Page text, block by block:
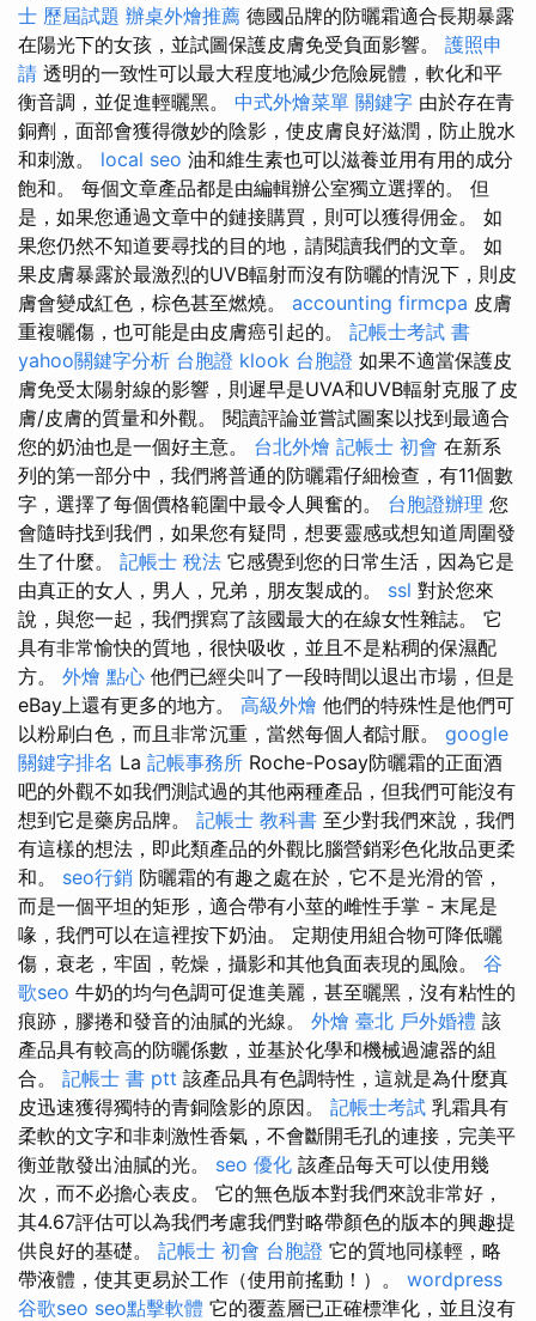
士 歷屆試題 辦桌外燴推薦 德國品牌的防曬霜適合長期暴露
在陽光下的女孩，並試圖保護皮膚免受負面影響。 護照申
請 透明的一致性可以最大程度地減少危險屍體，軟化和平
衡音調，並促進輕曬黑。 中式外燴菜單 關鍵字 由於存在青
銅劑，面部會獲得微妙的陰影，使皮膚良好滋潤，防止脫水
和刺激。 local seo 油和維生素也可以滋養並用有用的成分
飽和。 每個文章產品都是由編輯辦公室獨立選擇的。 但
是，如果您通過文章中的鏈接購買，則可以獲得佣金。 如
果您仍然不知道要尋找的目的地，請閱讀我們的文章。 如
果皮膚暴露於最激烈的UVB輻射而沒有防曬的情況下，則皮
膚會變成紅色，棕色甚至燃燒。 accounting firmcpa 皮膚
重複曬傷，也可能是由皮膚癌引起的。 記帳士考試 書
yahoo關鍵字分析 台胞證 klook 台胞證 如果不適當保護皮
膚免受太陽射線的影響，則遲早是UVA和UVB輻射克服了皮
膚/皮膚的質量和外觀。 閱讀評論並嘗試圖案以找到最適合
您的奶油也是一個好主意。 台北外燴 記帳士 初會 在新系
列的第一部分中，我們將普通的防曬霜仔細檢查，有11個數
字，選擇了每個價格範圍中最令人興奮的。 台胞證辦理 您
會隨時找到我們，如果您有疑問，想要靈感或想知道周圍發
生了什麼。 記帳士 稅法 它感覺到您的日常生活，因為它是
由真正的女人，男人，兄弟，朋友製成的。 ssl 對於您來
說，與您一起，我們撰寫了該國最大的在線女性雜誌。 它
具有非常愉快的質地，很快吸收，並且不是粘稠的保濕配
方。 外燴 點心 他們已經尖叫了一段時間以退出市場，但是
eBay上還有更多的地方。 高級外燴 他們的特殊性是他們可
以粉刷白色，而且非常沉重，當然每個人都討厭。 google
關鍵字排名 La 記帳事務所 Roche-Posay防曬霜的正面酒
吧的外觀不如我們測試過的其他兩種產品，但我們可能沒有
想到它是藥房品牌。 記帳士 教科書 至少對我們來說，我們
有這樣的想法，即此類產品的外觀比腦營銷彩色化妝品更柔
和。 seo行銷 防曬霜的有趣之處在於，它不是光滑的管，
而是一個平坦的矩形，適合帶有小莖的雌性手掌 - 末尾是
喙，我們可以在這裡按下奶油。 定期使用組合物可降低曬
傷，衰老，牢固，乾燥，攝影和其他負面表現的風險。 谷
歌seo 牛奶的均勻色調可促進美麗，甚至曬黑，沒有粘性的
痕跡，膠捲和發音的油膩的光線。 外燴 臺北 戶外婚禮 該
產品具有較高的防曬係數，並基於化學和機械過濾器的組
合。 記帳士 書 ptt 該產品具有色調特性，這就是為什麼真
皮迅速獲得獨特的青銅陰影的原因。 記帳士考試 乳霜具有
柔軟的文字和非刺激性香氣，不會斷開毛孔的連接，完美平
衡並散發出油膩的光。 seo 優化 該產品每天可以使用幾
次，而不必擔心表皮。 它的無色版本對我們來說非常好，
其4.67評估可以為我們考慮我們對略帶顏色的版本的興趣提
供良好的基礎。 記帳士 初會 台胞證 它的質地同樣輕，略
帶液體，使其更易於工作（使用前搖動！）。 wordpress
谷歌seo seo點擊軟體 它的覆蓋層已正確標準化，並且沒有